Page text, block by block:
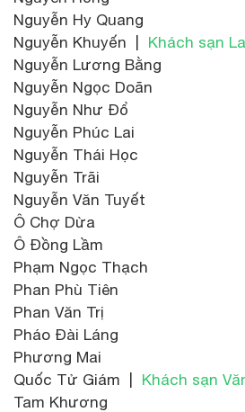
Nguyễn Hy Quang
Nguyễn Khuyến | Khách sạn
Nguyễn Lương Bằng
Nguyễn Ngọc Doãn
Nguyễn Như Đổ
Nguyễn Phúc Lai
Nguyễn Thái Học
Nguyễn Trãi
Nguyễn Văn Tuyết
Ô Chợ Dừa
Ô Đồng Lầm
Phạm Ngọc Thạch
Phan Phù Tiên
Phan Văn Trị
Pháo Đài Láng
Phương Mai
Quốc Tử Giám | Khách sạn
Tam Khương